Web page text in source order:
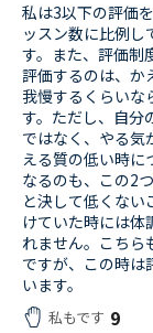
私は3以下の評価
ッスン数に比例し
す。また、評価制
評価するのは、か
我慢するくらいな
す。ただし、自分
ではなく、やる気
える質の低い時に
なるのも、この2
と決して低くない
けていた時には
れません。こちら
ですが、この時は
います。
私もです 9